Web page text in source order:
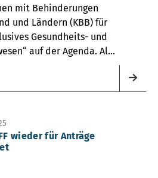
mit Behinderungen
und Ländern (KBB) für
Gesundheits- und
auf der Agenda. Als
wieder für Anträge